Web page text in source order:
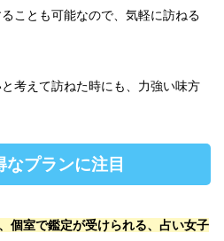
ことも可能なので、気軽に訪ねる
考えて訪ねた時にも、力強い味方
プランに注目
個室で鑑定が受けられる、占い女子